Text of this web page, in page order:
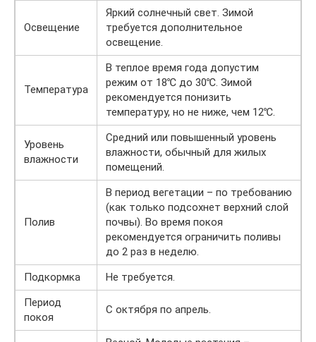
Освещение
Яркий солнечный свет. Зимой
требуется дополнительное
освещение.
Температура
В теплое время года допустим
режим от 18℃ до 30℃. Зимой
рекомендуется понизить
температуру, но не ниже, чем 12℃.
Уровень
влажности
Средний или повышенный уровень
влажности, обычный для жилых
помещений.
Полив
В период вегетации – по требованию
(как только подсохнет верхний слой
почвы). Во время покоя
рекомендуется ограничить поливы
до 2 раз в неделю.
Подкормка
Не требуется.
Период
покоя
С октября по апрель.